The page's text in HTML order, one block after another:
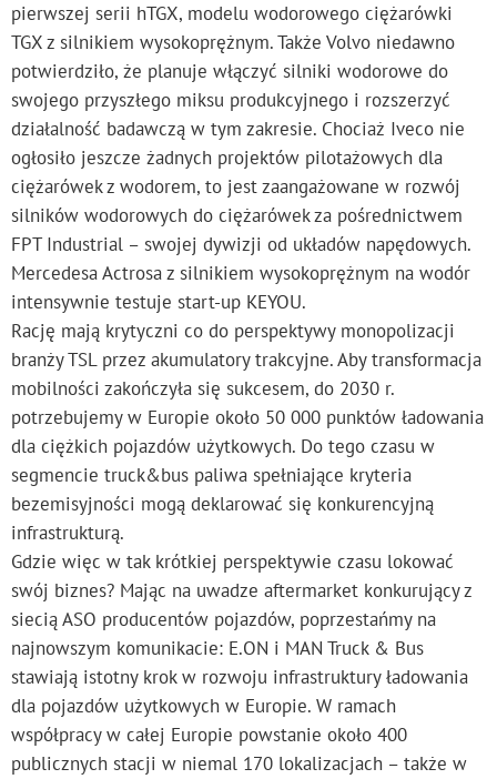
pierwszej serii hTGX, modelu wodorowego ciężarówki
TGX z silnikiem wysokoprężnym. Także Volvo niedawno
potwierdziło, że planuje włączyć silniki wodorowe do
swojego przyszłego miksu produkcyjnego i rozszerzyć
działalność badawczą w tym zakresie. Chociaż Iveco nie
ogłosiło jeszcze żadnych projektów pilotażowych dla
ciężarówek z wodorem, to jest zaangażowane w rozwój
silników wodorowych do ciężarówek za pośrednictwem
FPT Industrial – swojej dywizji od układów napędowych.
Mercedesa Actrosa z silnikiem wysokoprężnym na wodór
intensywnie testuje start-up KEYOU.
Rację mają krytyczni co do perspektywy monopolizacji
branży TSL przez akumulatory trakcyjne. Aby transformacja
mobilności zakończyła się sukcesem, do 2030 r.
potrzebujemy w Europie około 50 000 punktów ładowania
dla ciężkich pojazdów użytkowych. Do tego czasu w
segmencie truck&bus paliwa spełniające kryteria
bezemisyjności mogą deklarować się konkurencyjną
infrastrukturą.
Gdzie więc w tak krótkiej perspektywie czasu lokować
swój biznes? Mając na uwadze aftermarket konkurujący z
siecią ASO producentów pojazdów, poprzestańmy na
najnowszym komunikacie: E.ON i MAN Truck & Bus
stawiają istotny krok w rozwoju infrastruktury ładowania
dla pojazdów użytkowych w Europie. W ramach
współpracy w całej Europie powstanie około 400
publicznych stacji w niemal 170 lokalizacjach – także w